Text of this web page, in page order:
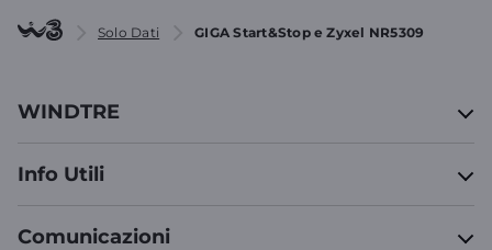
Solo Dati GIGA Start&Stop e Zyxel NR5309
WINDTRE
Info Utili
Comunicazioni